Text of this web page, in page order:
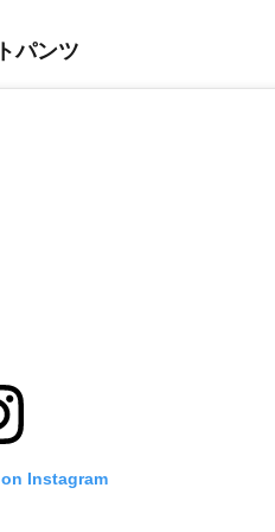
パンツ
Instagram